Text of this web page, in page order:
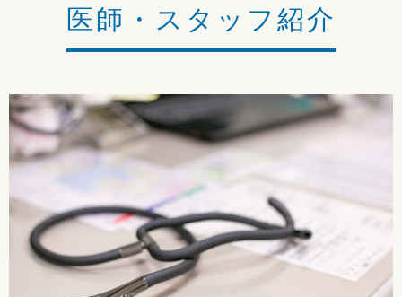
16:00～19:00
当院へ受診される方へのご案内
発熱のある方はお電話にてお問い合わせください。
医師・スタッフ紹介